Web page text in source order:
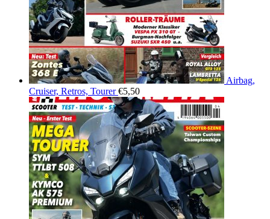
Airbag,
Cruiser, Retros, Tourer €5,50